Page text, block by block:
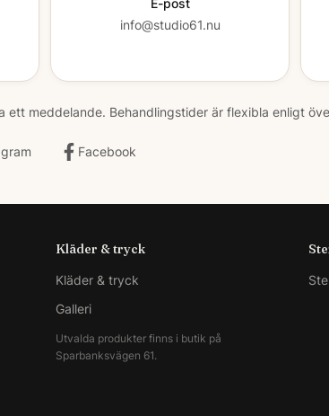
E-post
info@studio61.nu
meddelande. Behandlingstider är flexibla enligt
Facebook
Kläder & tryck
Kläder & tryck
Galleri
Utvalda produkter finns i butik på
Sparbanksvägen 61.